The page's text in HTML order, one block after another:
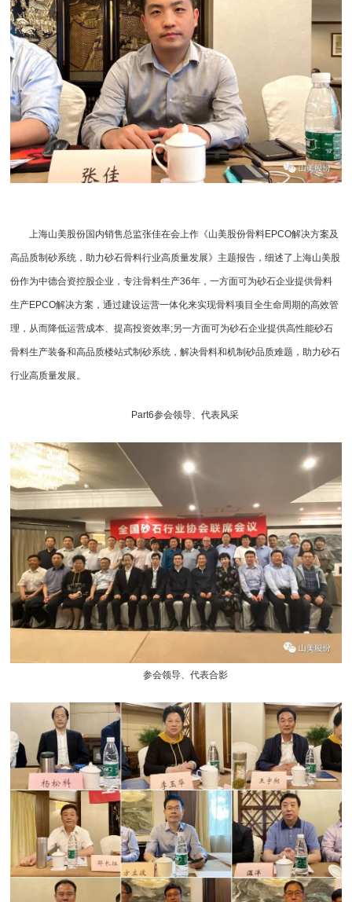
上海山美股份国内销售总监张佳在会上作《山美股份骨料EPCO解决方案及
高品质制砂系统，助力砂石骨料行业高质量发展》主题报告，细述了上海山美股
份作为中德合资控股企业，专注骨料生产36年，一方面可为砂石企业提供骨料
生产EPCO解决方案，通过建设运营一体化来实现骨料项目全生命周期的高效管
理，从而降低运营成本、提高投资效率;另一方面可为砂石企业提供高性能砂石
骨料生产装备和高品质楼站式制砂系统，解决骨料和机制砂品质难题，助力砂石
行业高质量发展。
Part6参会领导、代表风采
参会领导、代表合影